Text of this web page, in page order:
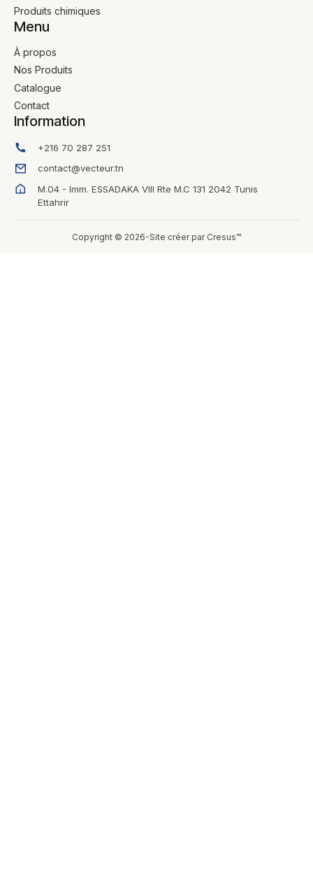
Produits chimiques
Menu
À propos
Nos Produits
Catalogue
Contact
Information
+216 70 287 251
contact@vecteur.tn
M.04 - Imm. ESSADAKA VIII Rte M.C 131 2042 Tunis
Ettahrir
Copyright © 2026-Site créer par Cresus™